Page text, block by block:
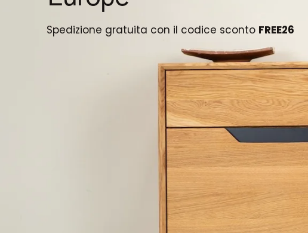
Spedizione gratuita con il codice sconto FREE26